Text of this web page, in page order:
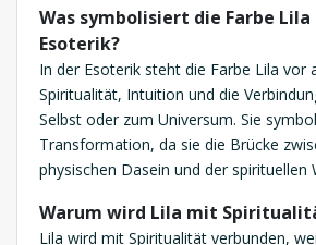
Was symbolisiert die Farbe Lila
Esoterik?
In der Esoterik steht die Farbe Lila vor
Spiritualität, Intuition und die
Selbst oder zum Universum. Sie
Transformation, da sie die Brücke
physischen Dasein und der spirituellen
Warum wird Lila mit
Lila wird mit Spiritualität verbunden,